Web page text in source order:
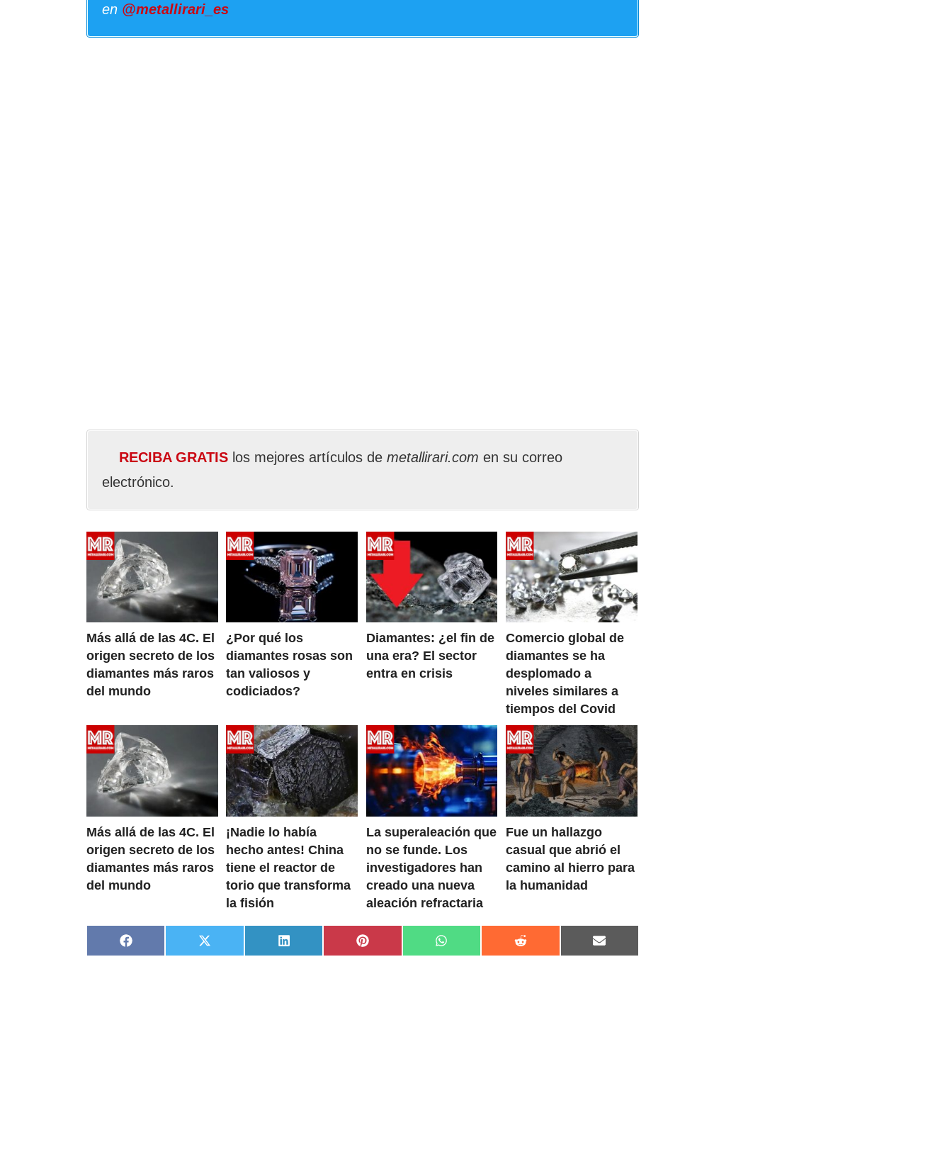
en @metallirari_es
RECIBA GRATIS los mejores artículos de metallirari.com en su correo
electrónico.
Más allá de las 4C. El
origen secreto de los
diamantes más raros
del mundo
¿Por qué los
diamantes rosas son
tan valiosos y
codiciados?
Diamantes: ¿el fin de
una era? El sector
entra en crisis
Comercio global de
diamantes se ha
desplomado a
niveles similares a
tiempos del Covid
Más allá de las 4C. El
origen secreto de los
diamantes más raros
del mundo
¡Nadie lo había
hecho antes! China
tiene el reactor de
torio que transforma
la fisión
La superaleación que
no se funde. Los
investigadores han
creado una nueva
aleación refractaria
Fue un hallazgo
casual que abrió el
camino al hierro para
la humanidad
Compartir
en
Compartir
en
Compartir
en
Compartir
en
Compartir
en
Compartir
en
Compartir
en